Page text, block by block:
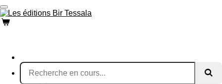
Passer
au
contenu